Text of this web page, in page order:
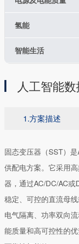
氢能
智能生活
人工智能
1.方案描述
固态变压器（SST）
供配电方案。它采用
器，通过AC/DC/AC
稳定、可控的直流母
电气隔离、功率双向
能质量和高可控性的